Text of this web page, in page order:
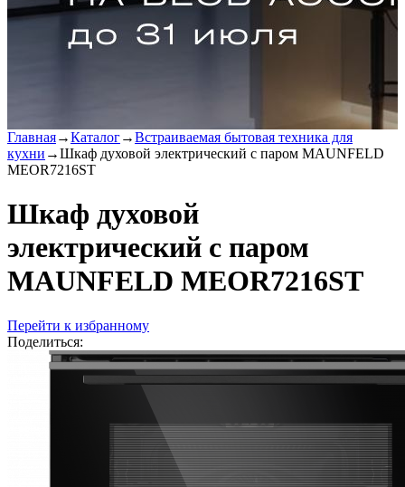
Главная→Каталог→Встраиваемая бытовая техника для
кухни →Шкаф духовой электрический с паром MAUNFELD
MEOR7216ST
Шкаф духовой
электрический с паром
MAUNFELD MEOR7216ST
Перейти к избранному
Поделиться: